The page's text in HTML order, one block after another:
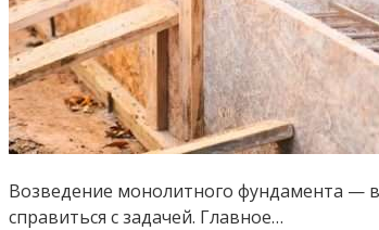
Возведение монолитного фундамента —
справиться с задачей. Главное…